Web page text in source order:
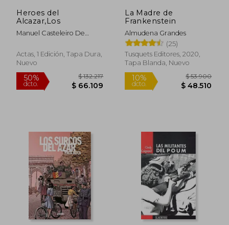
50% $ 107.161 50% $
Heroes del
Alcazar,Los
Manuel Casteleiro De
Actas, 1 Edición, Tapa Dura,
Nuevo
La Madre de
Frankenstein
Almudena Grandes
(25)
Tusquets Editores, 2020,
Tapa Blanda, Nuevo